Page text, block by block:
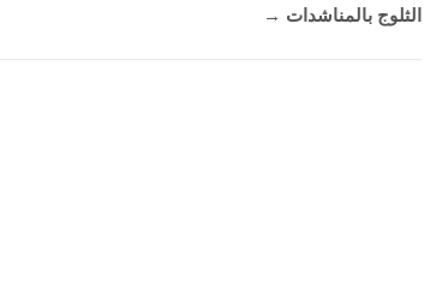
الثلوج بالمناشدات →